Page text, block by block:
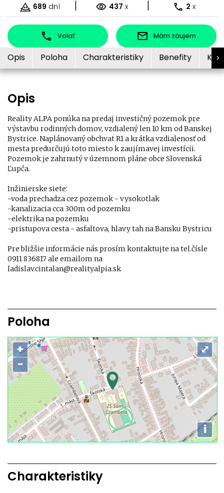
689 dní | 437 x | 2 x
Volať Mám záujem
Opis Poloha Charakteristiky Benefity
Opis
Reality ALPA ponúka na predaj investičný pozemok pre
výstavbu rodinných domov, vzdialený len 10 km od Banskej
Bystrice. Naplánovaný obchvat R1 a krátka vzdialenosť od
mesta predurčujú toto miesto k zaujímavej investícii.
Pozemok je zahrnutý v územnom pláne obce Slovenská
Ľupča.
Inžinierske siete:
-voda prechadza cez pozemok - vysokotlak
-kanalizacia cca 300m od pozemku
-elektrika na pozemku
-pristupova cesta - asfaltova, hlavy tah na Bansku Bystricu
Pre bližšie informácie nás prosím kontaktujte na tel.čísle
0911 836817 ale emailom na
ladislav.cintalan@realityalpia.sk
Poloha
+
−
i
⤢
Charakteristiky